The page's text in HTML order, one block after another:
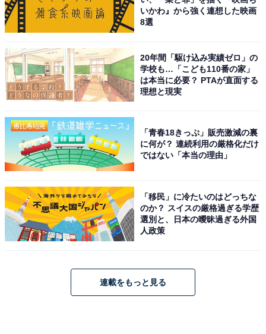
どういった理由で「学校に行きたくない」と感じるので
しょうか。
※本アンケートは複数回答形式のため、合計が100％を超える場合がありま
いかわ』から強く連想した映画
8選
20年間「駆け込み実績ゼロ」の
学校も…「こども110番の家」
は本当に必要？ PTAが直面する
理想と現実
「青春18きっぷ」販売激減の裏
に何が？ 連続利用の厳格化だけ
ではない「本当の理由」
「移民」に冷たいのはどっちな
のか？ スイスの厳格過ぎる学歴
選別と、日本の曖昧過ぎる外国
人政策
連載をもっと見る